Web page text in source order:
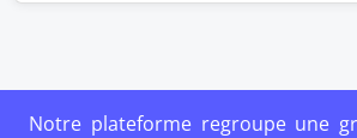
Notre plateforme regroupe une